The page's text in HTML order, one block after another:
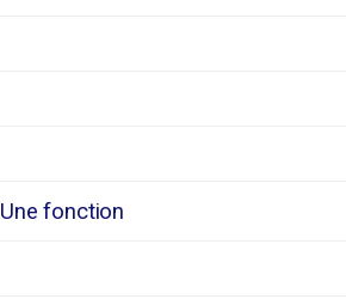
Une fonction